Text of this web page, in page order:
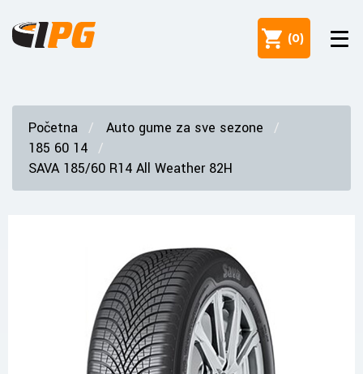
(0)
Početna
Auto gume za sve sezone
185 60 14
SAVA 185/60 R14 All Weather 82H